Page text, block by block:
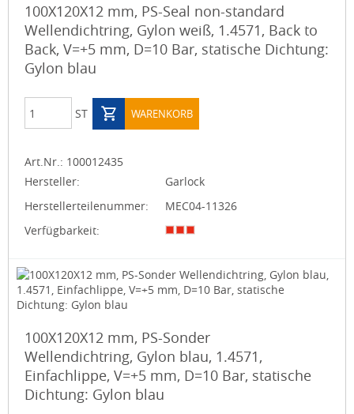
100X120X12 mm, PS-Seal non-standard
Wellendichtring, Gylon weiß, 1.4571, Back to
Back, V=+5 mm, D=10 Bar, statische Dichtung:
Gylon blau
ST WARENKORB
Art.Nr.: 100012435
Hersteller:
Garlock
Herstellerteilenummer:
MEC04-11326
Verfügbarkeit:
100X120X12 mm, PS-Sonder
Wellendichtring, Gylon blau, 1.4571,
Einfachlippe, V=+5 mm, D=10 Bar, statische
Dichtung: Gylon blau